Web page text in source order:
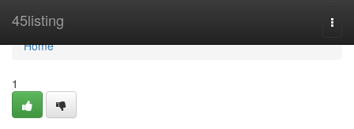
45listing
Home
Home
1